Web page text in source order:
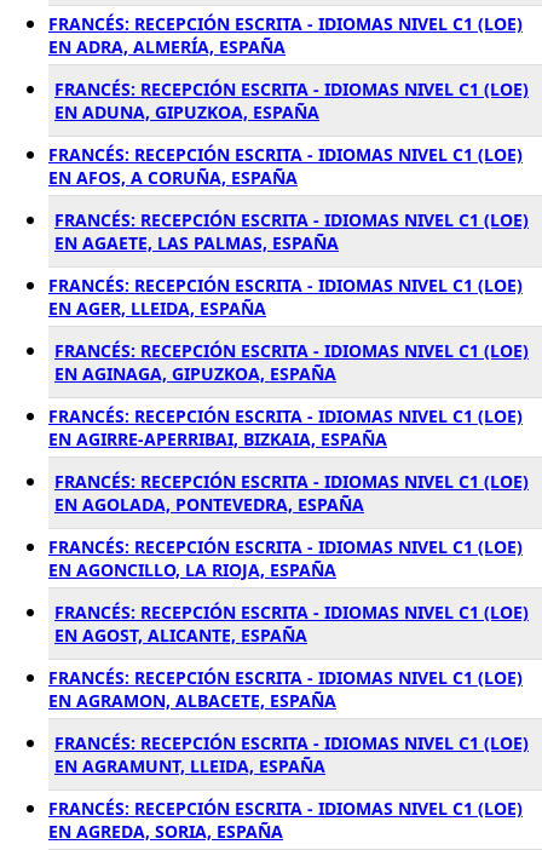
FRANCÉS: RECEPCIÓN ESCRITA - IDIOMAS NIVEL C1 (LOE)
EN ADRA, ALMERÍA, ESPAÑA
FRANCÉS: RECEPCIÓN ESCRITA - IDIOMAS NIVEL C1 (LOE)
EN ADUNA, GIPUZKOA, ESPAÑA
FRANCÉS: RECEPCIÓN ESCRITA - IDIOMAS NIVEL C1 (LOE)
EN AFOS, A CORUÑA, ESPAÑA
FRANCÉS: RECEPCIÓN ESCRITA - IDIOMAS NIVEL C1 (LOE)
EN AGAETE, LAS PALMAS, ESPAÑA
FRANCÉS: RECEPCIÓN ESCRITA - IDIOMAS NIVEL C1 (LOE)
EN AGER, LLEIDA, ESPAÑA
FRANCÉS: RECEPCIÓN ESCRITA - IDIOMAS NIVEL C1 (LOE)
EN AGINAGA, GIPUZKOA, ESPAÑA
FRANCÉS: RECEPCIÓN ESCRITA - IDIOMAS NIVEL C1 (LOE)
EN AGIRRE-APERRIBAI, BIZKAIA, ESPAÑA
FRANCÉS: RECEPCIÓN ESCRITA - IDIOMAS NIVEL C1 (LOE)
EN AGOLADA, PONTEVEDRA, ESPAÑA
FRANCÉS: RECEPCIÓN ESCRITA - IDIOMAS NIVEL C1 (LOE)
EN AGONCILLO, LA RIOJA, ESPAÑA
FRANCÉS: RECEPCIÓN ESCRITA - IDIOMAS NIVEL C1 (LOE)
EN AGOST, ALICANTE, ESPAÑA
FRANCÉS: RECEPCIÓN ESCRITA - IDIOMAS NIVEL C1 (LOE)
EN AGRAMON, ALBACETE, ESPAÑA
FRANCÉS: RECEPCIÓN ESCRITA - IDIOMAS NIVEL C1 (LOE)
EN AGRAMUNT, LLEIDA, ESPAÑA
FRANCÉS: RECEPCIÓN ESCRITA - IDIOMAS NIVEL C1 (LOE)
EN AGREDA, SORIA, ESPAÑA